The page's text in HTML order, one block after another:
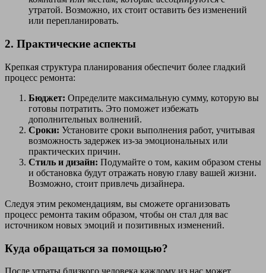
утратой. Возможно, их стоит оставить без изменений
или перепланировать.
2. Практические аспекты
Крепкая структура планирования обеспечит более гладкий
процесс ремонта:
Бюджет: Определите максимальную сумму, которую вы
готовы потратить. Это поможет избежать
дополнительных волнений.
Сроки: Установите сроки выполнения работ, учитывая
возможность задержек из-за эмоциональных или
практических причин.
Стиль и дизайн: Подумайте о том, каким образом стены
и обстановка будут отражать новую главу вашей жизни.
Возможно, стоит привлечь дизайнера.
Следуя этим рекомендациям, вы сможете организовать
процесс ремонта таким образом, чтобы он стал для вас
источником новых эмоций и позитивных изменений.
Куда обращаться за помощью?